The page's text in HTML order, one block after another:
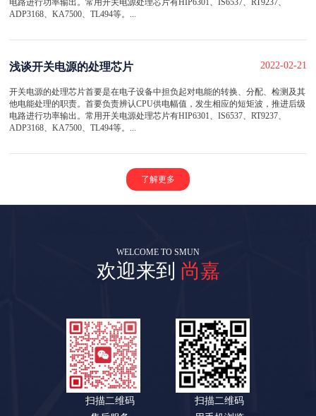
电路进行功率输出。常用开关电源处理芯片有HIP6301、IS6537、RT9237、
ADP3168、KA7500、TL494等。...
浅谈开关电源的处理芯片 2022-02-21
开关电源的处理芯片首要是在电子设备中担负起对电能的转换、分配、检测及其
他电能处理的职责。首要负责辨认CPU供电幅值，发生相应的短矩波，推进后级
电路进行功率输出。常用开关电源处理芯片有HIP6301、IS6537、RT9237、
ADP3168、KA7500、TL494等。...
了解更多
WELCOME TO SMUN
欢迎来到 尚嘉
扫描二维码
扫描二维码